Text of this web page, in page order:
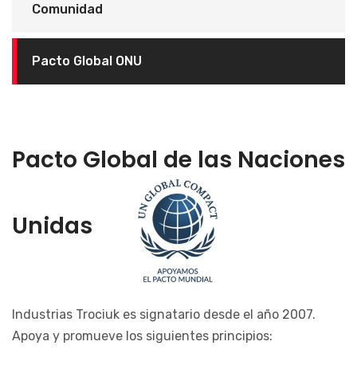
Comunidad
Pacto Global ONU
Pacto Global de las Naciones
Unidas
Industrias Trociuk es signatario desde el año 2007.
Apoya y promueve los siguientes principios: